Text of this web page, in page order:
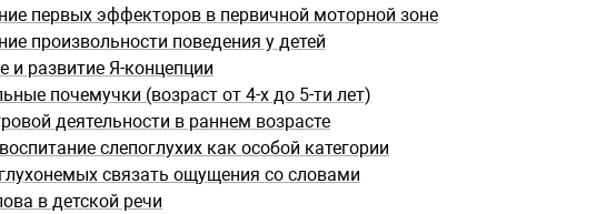
первых эффекторов в первичной моторной зоне
произвольности поведения у детей
и развитие Я-концепции
почемучки (возраст от 4-х до 5-ти лет)
деятельности в раннем возрасте
слепоглухих как особой категории
связать ощущения со словами
в детской речи